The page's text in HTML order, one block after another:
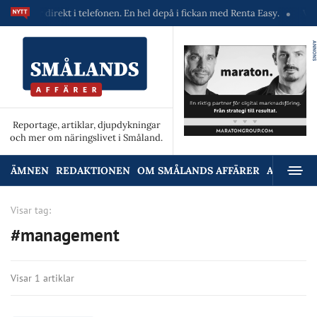
direkt i telefonen. En hel depå i fickan med Renta Easy.
Reportage, artiklar, djupdykningar
och mer om näringslivet i Småland.
ANNONS
ÄMNEN REDAKTIONEN OM SMÅLANDS AFFÄRER
Visar tag:
#management
Visar 1 artiklar